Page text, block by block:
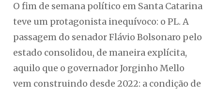
O fim de semana político em Santa Catarina
teve um protagonista inequívoco: o PL. A
passagem do senador Flávio Bolsonaro pelo
estado consolidou, de maneira explícita,
aquilo que o governador Jorginho Mello
vem construindo desde 2022: a condição de